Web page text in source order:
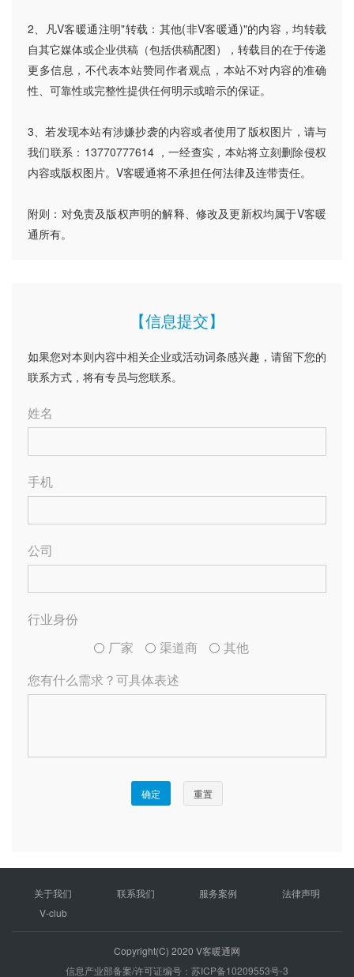
2、凡V客暖通注明"转载：其他(非V客暖通)"的内容，均转载
自其它媒体或企业供稿（包括供稿配图），转载目的在于传递
更多信息，不代表本站赞同作者观点，本站不对内容的准确
性、可靠性或完整性提供任何明示或暗示的保证。
3、若发现本站有涉嫌抄袭的内容或者使用了版权图片，请与
我们联系：13770777614 ，一经查实，本站将立刻删除侵权
内容或版权图片。V客暖通将不承担任何法律及连带责任。
附则：对免责及版权声明的解释、修改及更新权均属于V客暖
通所有。
关于我们 联系我们 服务案例
法律声明
V-club
Copyright(C) 2020 V客暖通网
信息产业部备案/许可证编号：苏ICP备10209553号-3